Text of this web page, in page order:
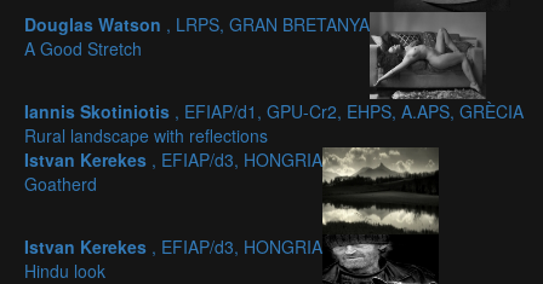
Douglas Watson , LRPS, GRAN BRETANYA
A Good Stretch
Iannis Skotiniotis , EFIAP/d1, GPU-Cr2, EHPS, A.APS, GRÈCIA
Rural landscape with reflections
Istvan Kerekes , EFIAP/d3, HONGRIA
Goatherd
Istvan Kerekes , EFIAP/d3, HONGRIA
Hindu look